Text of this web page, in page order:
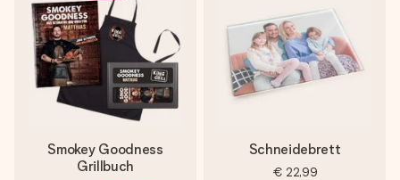
Smokey Goodness
Grillbuch
Schneidebrett
€ 22,99